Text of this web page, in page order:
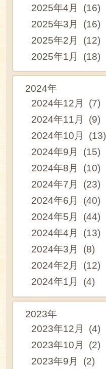
2025年4月 (16)
2025年3月 (16)
2025年2月 (12)
2025年1月 (18)
2024年
2024年12月 (7)
2024年11月 (9)
2024年10月 (13)
2024年9月 (15)
2024年8月 (10)
2024年7月 (23)
2024年6月 (40)
2024年5月 (44)
2024年4月 (13)
2024年3月 (8)
2024年2月 (12)
2024年1月 (4)
2023年
2023年12月 (4)
2023年10月 (2)
2023年9月 (2)